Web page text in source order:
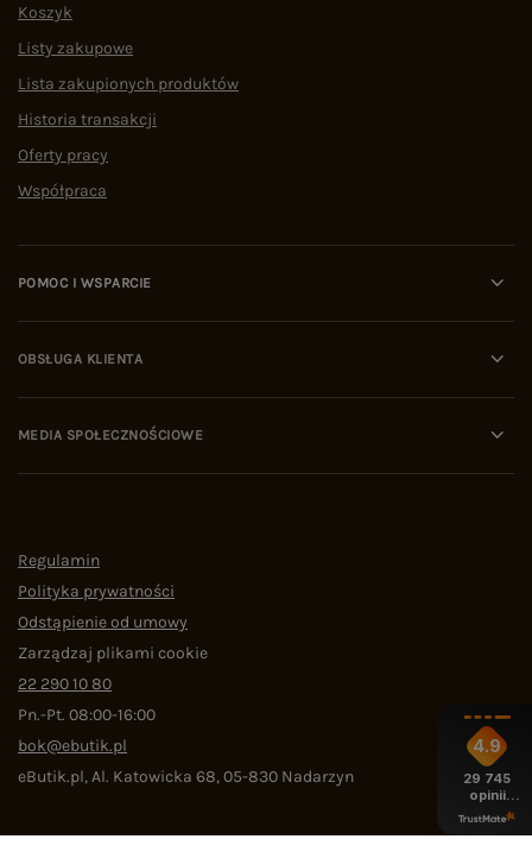
Koszyk
Listy zakupowe
Lista zakupionych produktów
Historia transakcji
Oferty pracy
Współpraca
POMOC I WSPARCIE
OBSŁUGA KLIENTA
MEDIA SPOŁECZNOŚCIOWE
Regulamin
Polityka prywatności
Odstąpienie od umowy
Zarządzaj plikami cookie
22 290 10 80
Pn.-Pt. 08:00-16:00
bok@ebutik.pl
eButik.pl,Al. Katowicka 68,05-830 Nadarzyn
4.9
29 745
opinii
z całego